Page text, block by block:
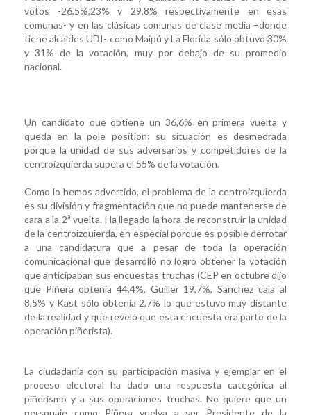
votos -26,5%,23% y 29,8% respectivamente en esas
comunas- y en las clásicas comunas de clase media –donde
tiene alcaldes UDI- como Maipú y La Florida sólo obtuvo 30%
y 31% de la votación, muy por debajo de su promedio
nacional.
Un candidato que obtiene un 36,6% en primera vuelta y
queda en la pole position; su situación es desmedrada
porque la unidad de sus adversarios y competidores de la
centroizquierda supera el 55% de la votación.
Como lo hemos advertido, el problema de la centroizquierda
es su división y fragmentación que no puede mantenerse de
cara a la 2ª vuelta. Ha llegado la hora de reconstruir la unidad
de la centroizquierda, en especial porque es posible derrotar
a una candidatura que a pesar de toda la operación
comunicacional que desarrolló no logró obtener la votación
que anticipaban sus encuestas truchas (CEP en octubre dijo
que Piñera obtenía 44,4%, Guiller 19,7%, Sanchez caía al
8,5% y Kast sólo obtenía 2,7% lo que estuvo muy distante
de la realidad y que reveló que esta encuesta era parte de la
operación piñerista).
La ciudadanía con su participación masiva y ejemplar en el
proceso electoral ha dado una respuesta categórica al
piñerismo y a sus operaciones truchas. No quiere que un
personaje como Piñera vuelva a ser Presidente de la